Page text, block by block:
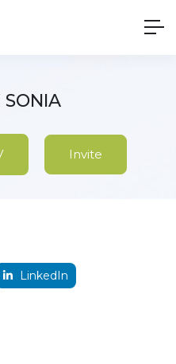
Invite
LinkedIn